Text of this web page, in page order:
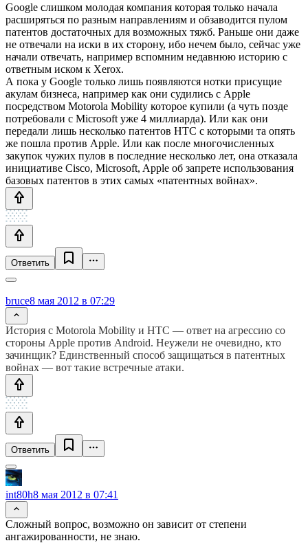
Google слишком молодая компания которая только начала
расширяться по разным направлениям и обзаводится пулом
патентов достаточных для возможных тяжб. Раньше они даже
не отвечали на иски в их сторону, ибо нечем было, сейчас уже
начали отвечать, например вспомним недавнюю историю с
ответным иском к Xerox.
А пока у Google только лишь появляются нотки присущие
акулам бизнеса, например как они судились с Apple
посредством Motorola Mobility которое купили (а чуть позде
потребовали с Microsoft уже 4 миллиарда). Или как они
передали лишь несколько патентов HTC с которыми та опять
же пошла против Apple. Или как после многочисленных
закупок чужих пулов в последние несколько лет, она отказала
инициативе Cisco, Microsoft, Apple об запрете использования
базовых патентов в этих самых «патентных войнах».
Ответить
bruce8 мая 2012 в 07:29
История с Motorola Mobility и HTC — ответ на агрессию со
стороны Apple против Android. Неужели не очевидно, кто
зачинщик? Единственный способ защищаться в патентных
войнах — вот такие встречные атаки.
Ответить
int80h8 мая 2012 в 07:41
Сложный вопрос, возможно он зависит от степени
ангажированности, не знаю.